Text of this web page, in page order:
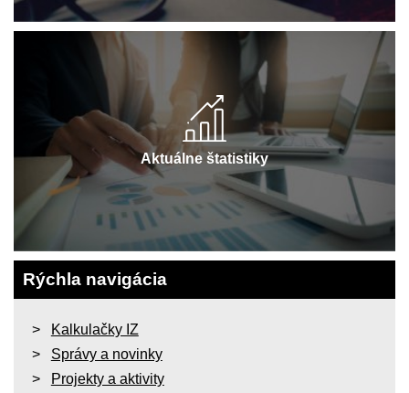
Aktuálne štatistiky
Rýchla navigácia
Kalkulačky IZ
Správy a novinky
Projekty a aktivity